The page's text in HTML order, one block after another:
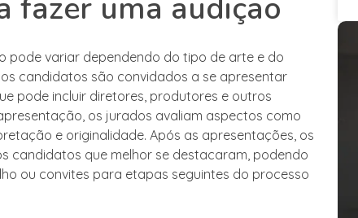
fazer uma audição
pode variar dependendo do tipo de arte e do
candidatos são convidados a se apresentar
pode incluir diretores, produtores e outros
os jurados avaliam aspectos como
e originalidade. Após as apresentações, os
candidatos que melhor se destacaram, podendo
ou convites para etapas seguintes do processo